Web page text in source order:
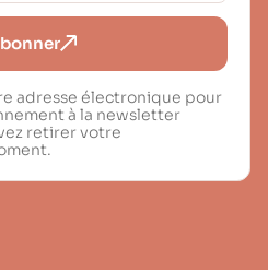
adresse électronique pour
à la newsletter
retirer votre